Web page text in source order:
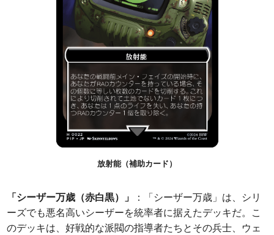
放射能（補助カード）
「シーザー万歳（赤白黒）」
：「シーザー万歳」は、シリ
ーズでも悪名高いシーザーを統率者に据えたデッキだ。こ
のデッキは、好戦的な派閥の指導者たちとその兵士、ウェ